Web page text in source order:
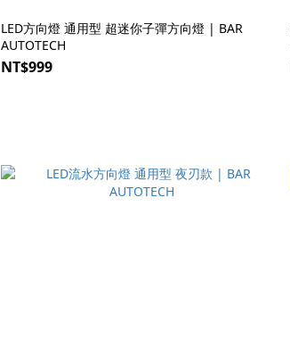
LED方向燈 通用型 超迷你子彈方向燈 | BAR
AUTOTECH
NT$999